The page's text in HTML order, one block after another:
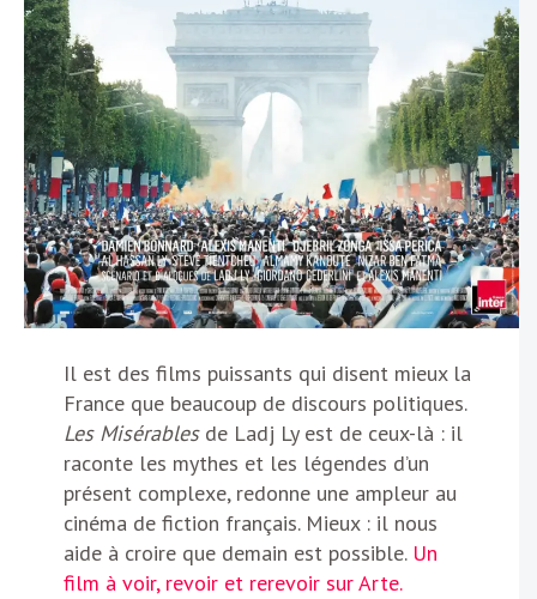
Il est des films puissants qui disent mieux la
France que beaucoup de discours politiques.
Les Misérables de Ladj Ly est de ceux-là : il
raconte les mythes et les légendes d’un
présent complexe, redonne une ampleur au
cinéma de fiction français. Mieux : il nous
aide à croire que demain est possible. Un
film à voir, revoir et rerevoir sur Arte.